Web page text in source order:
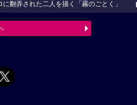
翻弄された二人を描く「霧のごとく」